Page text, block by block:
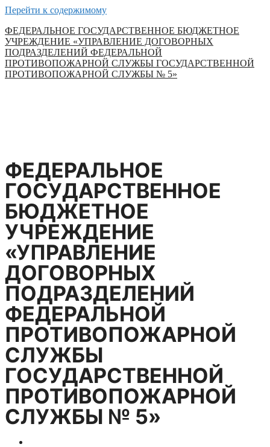
Перейти к содержимому
ФЕДЕРАЛЬНОЕ ГОСУДАРСТВЕННОЕ БЮДЖЕТНОЕ
УЧРЕЖДЕНИЕ «УПРАВЛЕНИЕ ДОГОВОРНЫХ
ПОДРАЗДЕЛЕНИЙ ФЕДЕРАЛЬНОЙ
ПРОТИВОПОЖАРНОЙ СЛУЖБЫ ГОСУДАРСТВЕННОЙ
ПРОТИВОПОЖАРНОЙ СЛУЖБЫ № 5»
ФЕДЕРАЛЬНОЕ
ГОСУДАРСТВЕННОЕ
БЮДЖЕТНОЕ
УЧРЕЖДЕНИЕ
«УПРАВЛЕНИЕ
ДОГОВОРНЫХ
ПОДРАЗДЕЛЕНИЙ
ФЕДЕРАЛЬНОЙ
ПРОТИВОПОЖАРНОЙ
СЛУЖБЫ
ГОСУДАРСТВЕННОЙ
ПРОТИВОПОЖАРНОЙ
СЛУЖБЫ № 5»